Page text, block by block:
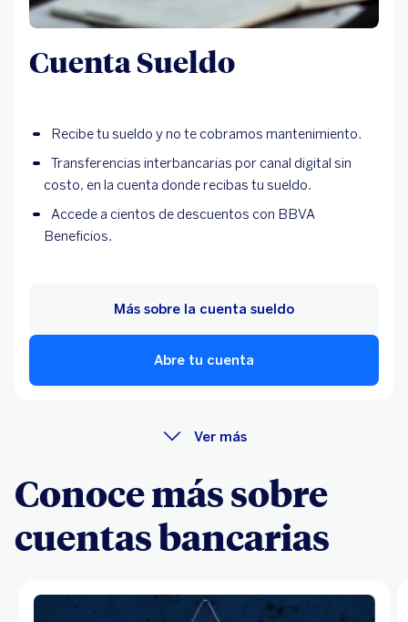
Cuenta Sueldo
Recibe tu sueldo y no te cobramos mantenimiento.
Transferencias interbancarias por canal digital sin
costo, en la cuenta donde recibas tu sueldo.
Accede a cientos de descuentos con BBVA
Beneficios.
Abre tu cuenta
Más sobre la cuenta sueldo
Ver más
Conoce más sobre
cuentas bancarias